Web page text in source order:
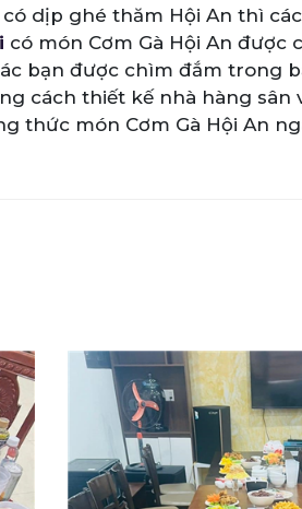
dịp ghé thăm Hội An thì
có món Cơm Gà Hội An được
bạn được chìm đắm trong
cách thiết kế nhà hàng sân
thức món Cơm Gà Hội An